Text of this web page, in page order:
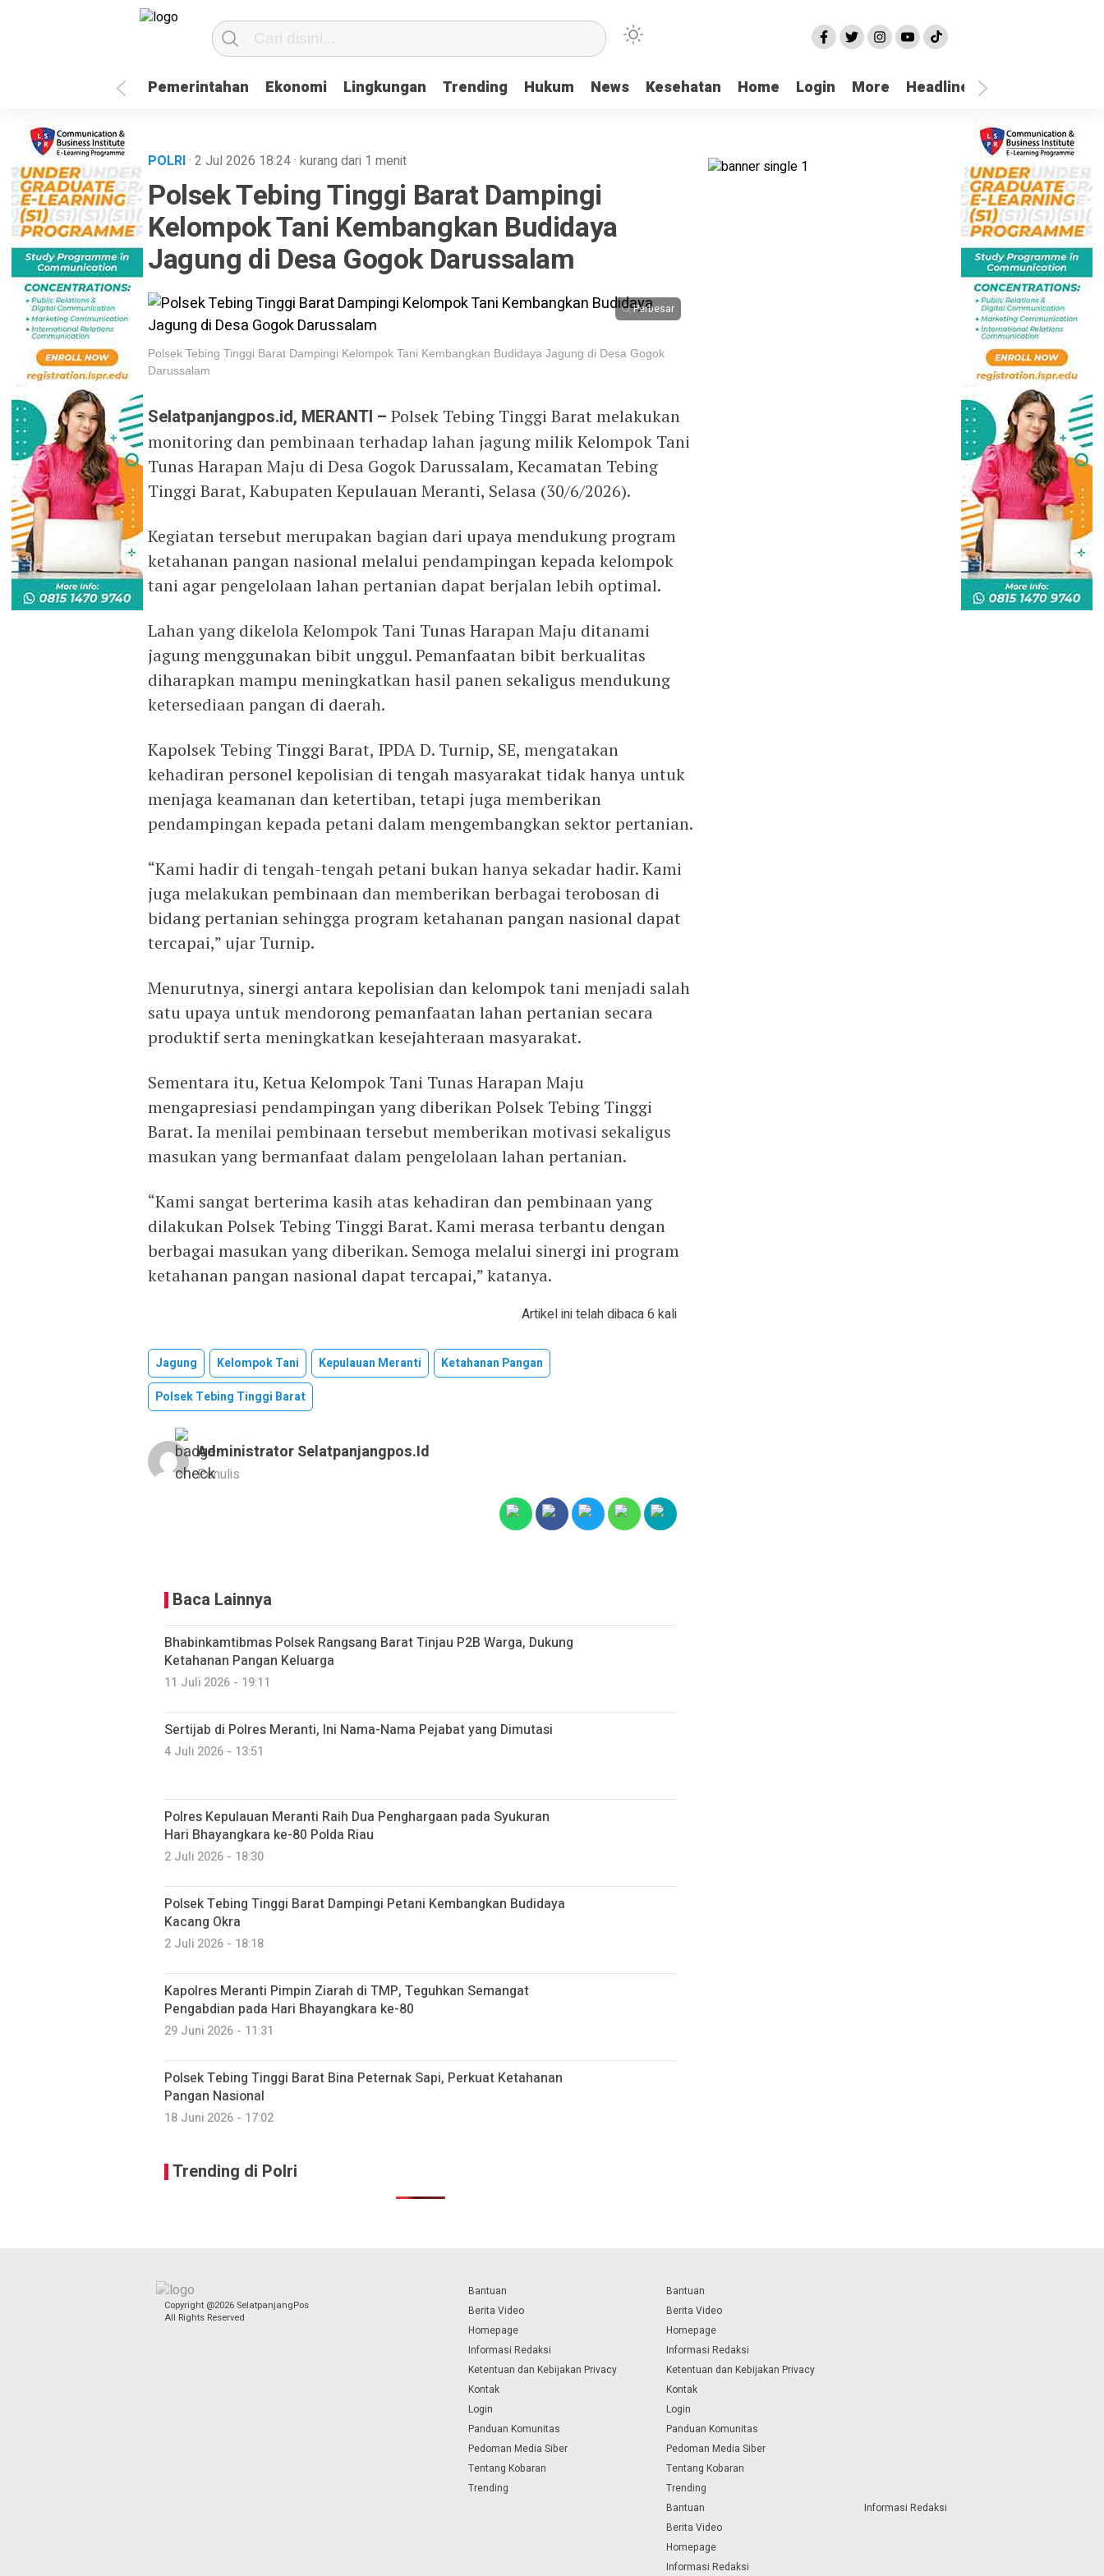
Pemerintahan Ekonomi Lingkungan Trending Hukum News Kesehatan Home Login More Headline Selatpanjang
POLRI· 2 Jul 2026 18:24· kurang dari 1 menit
Polsek Tebing Tinggi Barat Dampingi
Kelompok Tani Kembangkan Budidaya
Jagung di Desa Gogok Darussalam
Perbesar
Polsek Tebing Tinggi Barat Dampingi Kelompok Tani Kembangkan Budidaya Jagung di Desa Gogok
Darussalam
Selatpanjangpos.id, MERANTI – Polsek Tebing Tinggi Barat melakukan
monitoring dan pembinaan terhadap lahan jagung milik Kelompok Tani
Tunas Harapan Maju di Desa Gogok Darussalam, Kecamatan Tebing
Tinggi Barat, Kabupaten Kepulauan Meranti, Selasa (30/6/2026).
Kegiatan tersebut merupakan bagian dari upaya mendukung program
ketahanan pangan nasional melalui pendampingan kepada kelompok
tani agar pengelolaan lahan pertanian dapat berjalan lebih optimal.
Lahan yang dikelola Kelompok Tani Tunas Harapan Maju ditanami
jagung menggunakan bibit unggul. Pemanfaatan bibit berkualitas
diharapkan mampu meningkatkan hasil panen sekaligus mendukung
ketersediaan pangan di daerah.
Kapolsek Tebing Tinggi Barat, IPDA D. Turnip, SE, mengatakan
kehadiran personel kepolisian di tengah masyarakat tidak hanya untuk
menjaga keamanan dan ketertiban, tetapi juga memberikan
pendampingan kepada petani dalam mengembangkan sektor pertanian.
“Kami hadir di tengah-tengah petani bukan hanya sekadar hadir. Kami
juga melakukan pembinaan dan memberikan berbagai terobosan di
bidang pertanian sehingga program ketahanan pangan nasional dapat
tercapai,” ujar Turnip.
Menurutnya, sinergi antara kepolisian dan kelompok tani menjadi salah
satu upaya untuk mendorong pemanfaatan lahan pertanian secara
produktif serta meningkatkan kesejahteraan masyarakat.
Sementara itu, Ketua Kelompok Tani Tunas Harapan Maju
mengapresiasi pendampingan yang diberikan Polsek Tebing Tinggi
Barat. Ia menilai pembinaan tersebut memberikan motivasi sekaligus
masukan yang bermanfaat dalam pengelolaan lahan pertanian.
“Kami sangat berterima kasih atas kehadiran dan pembinaan yang
dilakukan Polsek Tebing Tinggi Barat. Kami merasa terbantu dengan
berbagai masukan yang diberikan. Semoga melalui sinergi ini program
ketahanan pangan nasional dapat tercapai,” katanya.
Artikel ini telah dibaca 6 kali
Jagung Kelompok Tani Kepulauan Meranti
Ketahanan Pangan
Polsek Tebing Tinggi Barat
Administrator Selatpanjangpos.id
Penulis
Baca Lainnya
Bhabinkamtibmas Polsek Rangsang Barat Tinjau P2B Warga, Dukung
Ketahanan Pangan Keluarga
11 Juli 2026 - 19:11
Sertijab di Polres Meranti, Ini Nama-Nama Pejabat yang Dimutasi
4 Juli 2026 - 13:51
Polres Kepulauan Meranti Raih Dua Penghargaan pada Syukuran
Hari Bhayangkara ke-80 Polda Riau
2 Juli 2026 - 18:30
Polsek Tebing Tinggi Barat Dampingi Petani Kembangkan Budidaya
Kacang Okra
2 Juli 2026 - 18:18
Kapolres Meranti Pimpin Ziarah di TMP, Teguhkan Semangat
Pengabdian pada Hari Bhayangkara ke-80
29 Juni 2026 - 11:31
Polsek Tebing Tinggi Barat Bina Peternak Sapi, Perkuat Ketahanan
Pangan Nasional
18 Juni 2026 - 17:02
Trending di Polri
Copyright @2026 SelatpanjangPos
All Rights Reserved
Bantuan
Berita Video
Homepage
Informasi Redaksi
Ketentuan dan Kebijakan Privacy
Kontak
Login
Panduan Komunitas
Pedoman Media Siber
Tentang Kobaran
Trending
Bantuan
Berita Video
Homepage
Informasi Redaksi
Ketentuan dan Kebijakan Privacy
Kontak
Login
Panduan Komunitas
Pedoman Media Siber
Tentang Kobaran
Trending
Bantuan
Berita Video
Homepage
Informasi Redaksi
Informasi Redaksi